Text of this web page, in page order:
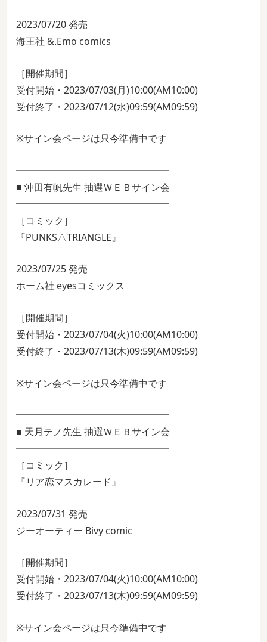
2023/07/20 発売
海王社 &.Emo comics
［開催期間］
受付開始・2023/07/03(月)10:00(AM10:00)
受付終了・2023/07/12(水)09:59(AM09:59)
※サイン会ページは只今準備中です
━━━━━━━━━━━━━━━━
■ 沖田有帆先生 抽選ＷＥＢサイン会
━━━━━━━━━━━━━━━━
［コミック］
『PUNKS△TRIANGLE』
2023/07/25 発売
ホーム社 eyesコミックス
［開催期間］
受付開始・2023/07/04(火)10:00(AM10:00)
受付終了・2023/07/13(木)09:59(AM09:59)
※サイン会ページは只今準備中です
━━━━━━━━━━━━━━━━
■ 天月テノ先生 抽選ＷＥＢサイン会
━━━━━━━━━━━━━━━━
［コミック］
『リア恋マスカレード』
2023/07/31 発売
ジーオーティー Bivy comic
［開催期間］
受付開始・2023/07/04(火)10:00(AM10:00)
受付終了・2023/07/13(木)09:59(AM09:59)
※サイン会ページは只今準備中です